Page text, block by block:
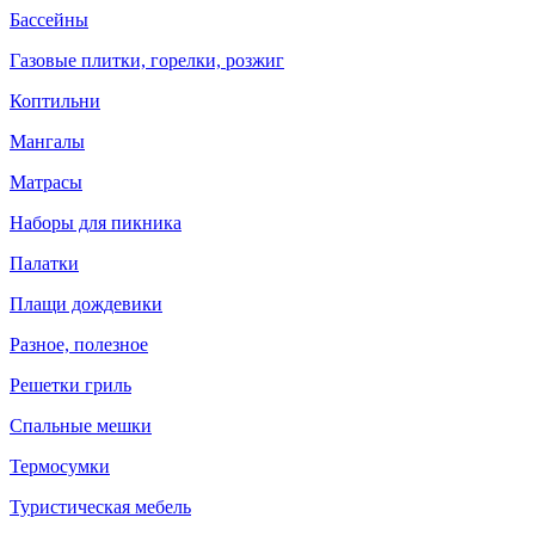
Бассейны
Газовые плитки, горелки, розжиг
Коптильни
Мангалы
Матрасы
Наборы для пикника
Палатки
Плащи дождевики
Разное, полезное
Решетки гриль
Спальные мешки
Термосумки
Туристическая мебель